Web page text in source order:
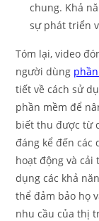
chung. Khả
sự phát triển
Tóm lại, video
người dùng
tiết về cách sử
phần mềm để
biết thu được từ
đáng kể đến các
hoạt động và cải
dụng các khả
thể đảm bảo họ
nhu cầu của thị